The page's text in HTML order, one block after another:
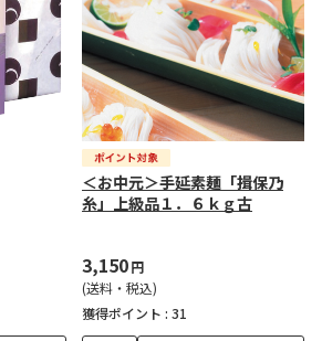
＜お中元＞手延素麺「揖保乃
糸」上級品１．６ｋｇ古
3,150円
(送料・税込)
獲得ポイント : 31